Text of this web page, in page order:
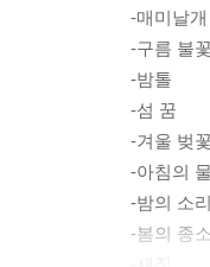
-매미날개
-구름 불꽃
-밤톨
-섬 꿈
-겨울 벚꽃
-아침의 물
-밤의 소리
-봄의 종